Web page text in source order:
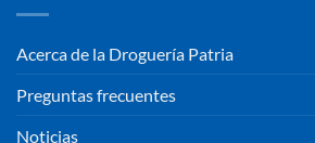
Acerca de la Droguería Patria
Preguntas frecuentes
Noticias